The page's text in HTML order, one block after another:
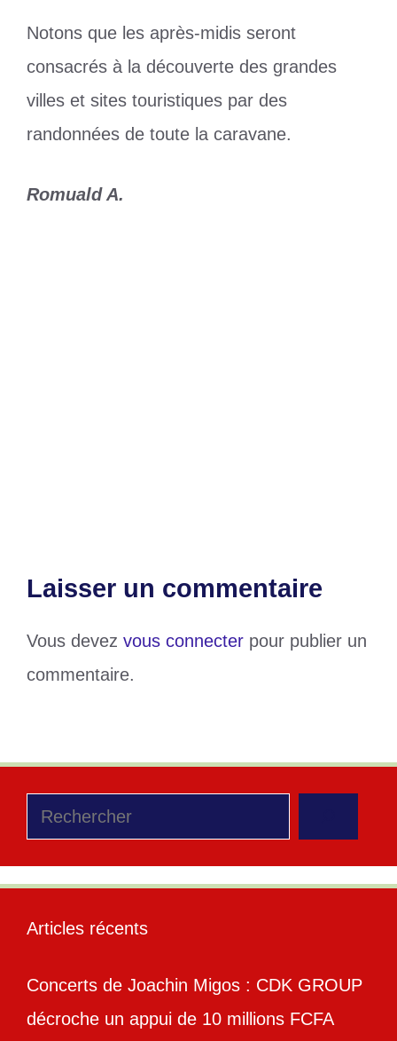
Notons que les après-midis seront
consacrés à la découverte des grandes
villes et sites touristiques par des
randonnées de toute la caravane.
Romuald A.
Laisser un commentaire
Vous devez vous connecter pour publier un
commentaire.
Rechercher
Articles récents
Concerts de Joachin Migos : CDK GROUP
décroche un appui de 10 millions FCFA